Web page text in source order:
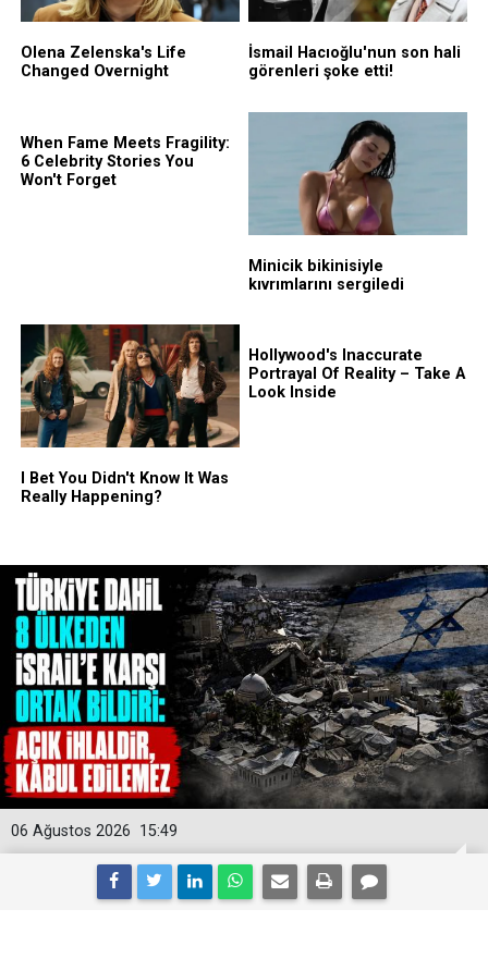
15:49
06 Ağustos 2026